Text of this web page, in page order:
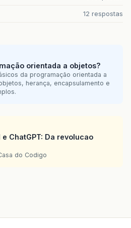
12 respostas
orientada a objetos?
da programação orientada a
herança, encapsulamento e
ChatGPT: Da revolucao
do Codigo